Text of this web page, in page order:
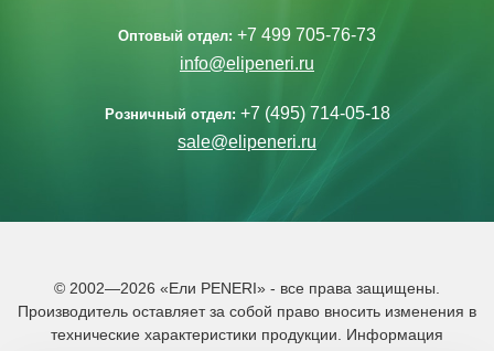
Оптовый отдел: +7 499 705-76-73
info@elipeneri.ru
Розничный отдел: +7 (495) 714-05-18
sale@elipeneri.ru
© 2002—2026 «Ели PENERI» - все права защищены.
Производитель оставляет за собой право вносить изменения в
технические характеристики продукции. Информация